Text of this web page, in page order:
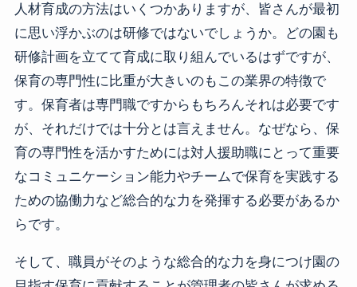
人材育成の方法はいくつかありますが、皆さんが最初
に思い浮かぶのは研修ではないでしょうか。どの園も
研修計画を立てて育成に取り組んでいるはずですが、
保育の専門性に比重が大きいのもこの業界の特徴で
す。保育者は専門職ですからもちろんそれは必要です
が、それだけでは十分とは言えません。なぜなら、保
育の専門性を活かすためには対人援助職にとって重要
なコミュニケーション能力やチームで保育を実践する
ための協働力など総合的な力を発揮する必要があるか
らです。
そして、職員がそのような総合的な力を身につけ園の